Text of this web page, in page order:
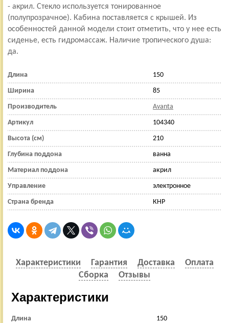
- акрил. Стекло используется тонированное
(полупрозрачное). Кабина поставляется с крышей. Из
особенностей данной модели стоит отметить, что у нее есть
сиденье, есть гидромассаж. Наличие тропического душа:
да.
Длина 150
Ширина 85
Производитель Avanta
Артикул 104340
Высота (см) 210
Глубина поддона ванна
Материал поддона акрил
Управление электронное
Страна бренда КНР
Характеристики Гарантия Доставка
Оплата
Сборка
Отзывы
Характеристики
Длина 150